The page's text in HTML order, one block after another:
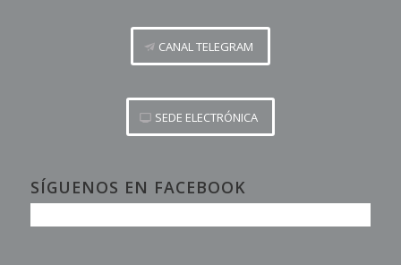
CANAL TELEGRAM
SEDE ELECTRÓNICA
SÍGUENOS EN FACEBOOK